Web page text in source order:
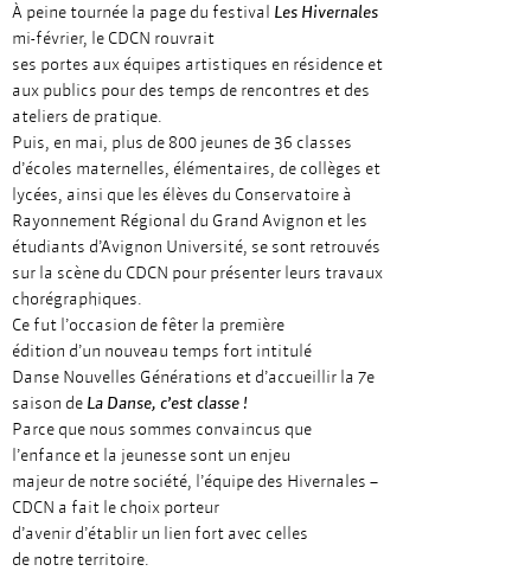
À peine tournée la page du festival Les Hivernales
mi-février, le CDCN rouvrait
ses portes aux équipes artistiques en résidence et
aux publics pour des temps de rencontres et des
ateliers de pratique.
Puis, en mai, plus de 800 jeunes de 36 classes
d’écoles maternelles, élémentaires, de collèges et
lycées, ainsi que les élèves du Conservatoire à
Rayonnement Régional du Grand Avignon et les
étudiants d’Avignon Université, se sont retrouvés
sur la scène du CDCN pour présenter leurs travaux
chorégraphiques.
Ce fut l’occasion de fêter la première
édition d’un nouveau temps fort intitulé
Danse Nouvelles Générations et d’accueillir la 7e
saison de La Danse, c’est classe !
Parce que nous sommes convaincus que
l’enfance et la jeunesse sont un enjeu
majeur de notre société, l’équipe des Hivernales –
CDCN a fait le choix porteur
d’avenir d’établir un lien fort avec celles
de notre territoire.